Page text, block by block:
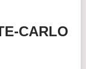
CARLO